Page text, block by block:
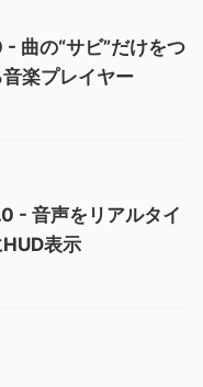
曲の“サビ”だけをつ
楽プレイヤー
- 音声をリアルタイ
表示